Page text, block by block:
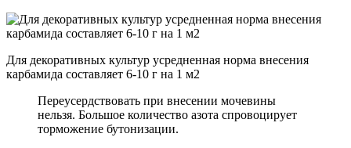
Для декоративных культур усредненная норма внесения
карбамида составляет 6-10 г на 1 м2
Переусердствовать при внесении мочевины
нельзя. Большое количество азота спровоцирует
торможение бутонизации.